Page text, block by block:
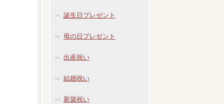
誕生日プレゼント
母の日プレゼント
出産祝い
結婚祝い
新築祝い